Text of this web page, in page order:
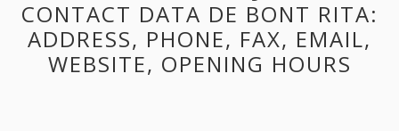
CONTACT DATA DE BONT RITA:
ADDRESS, PHONE, FAX, EMAIL,
WEBSITE, OPENING HOURS